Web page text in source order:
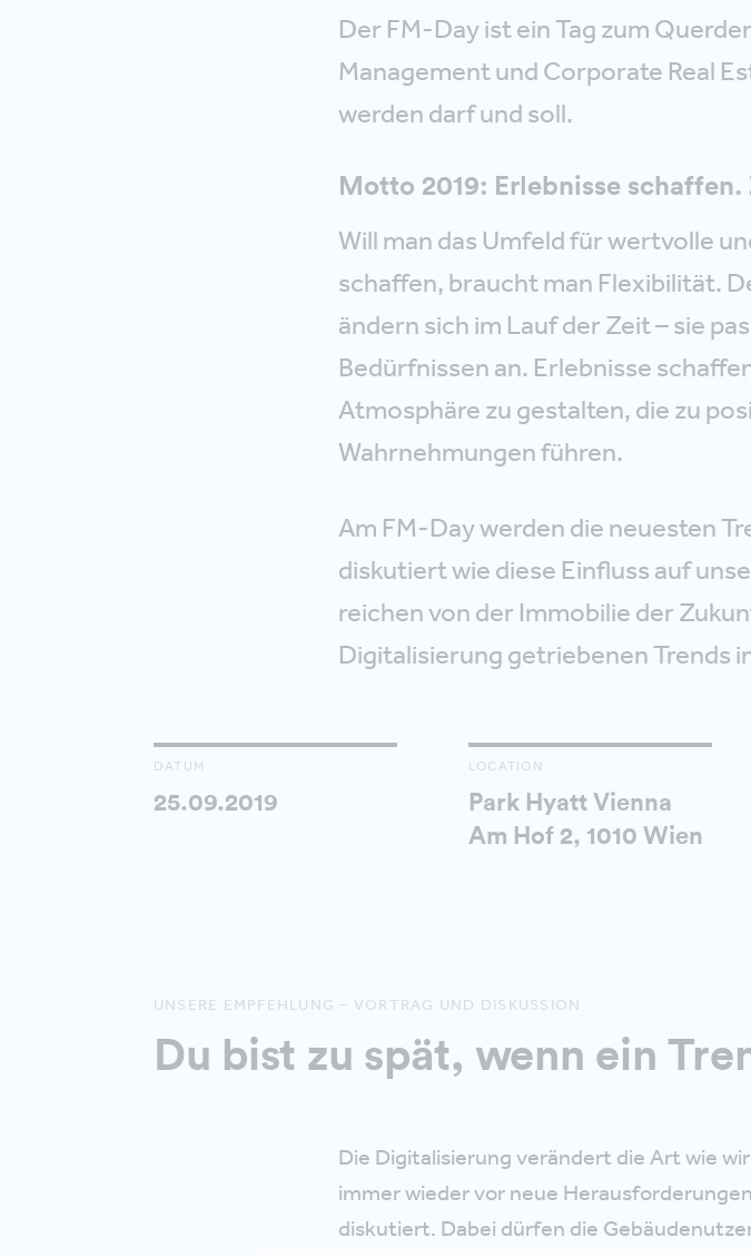
Der FM-Day ist ein Tag zum
Management und Corporate Real
werden darf und soll.
Motto 2019: Erlebnisse
Will man das Umfeld für wertvolle
schaffen, braucht man Flexibilität.
ändern sich im Lauf der Zeit – sie
Bedürfnissen an. Erlebnisse
Atmosphäre zu gestalten, die zu
Wahrnehmungen führen.
Am FM-Day werden die neuesten
diskutiert wie diese Einfluss auf
reichen von der Immobilie der
Digitalisierung getriebenen Trends
DATUM
25.09.2019
LOCATION
Park Hyatt Vienna
Am Hof 2, 1010 Wien
UNSERE EMPFEHLUNG – VORTRAG UND DISKUSSION
Du bist zu spät, wenn ein
Die Digitalisierung verändert die Art wie
immer wieder vor neue
diskutiert. Dabei dürfen die